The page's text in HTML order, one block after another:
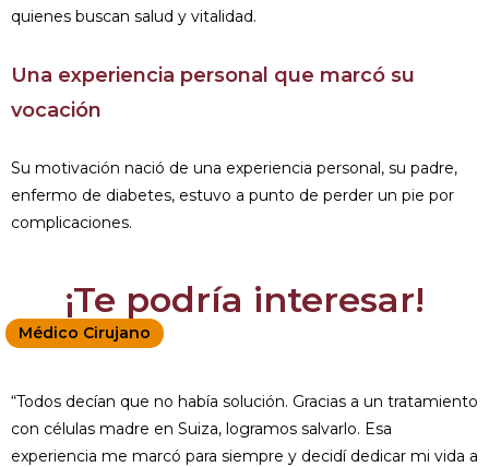
quienes buscan salud y vitalidad.
Una experiencia personal que marcó su
vocación
Su motivación nació de una experiencia personal, su padre,
enfermo de diabetes, estuvo a punto de perder un pie por
complicaciones.
¡Te podría interesar!
Médico Cirujano
“Todos decían que no había solución. Gracias a un tratamiento
con células madre en Suiza, logramos salvarlo. Esa
experiencia me marcó para siempre y decidí dedicar mi vida a